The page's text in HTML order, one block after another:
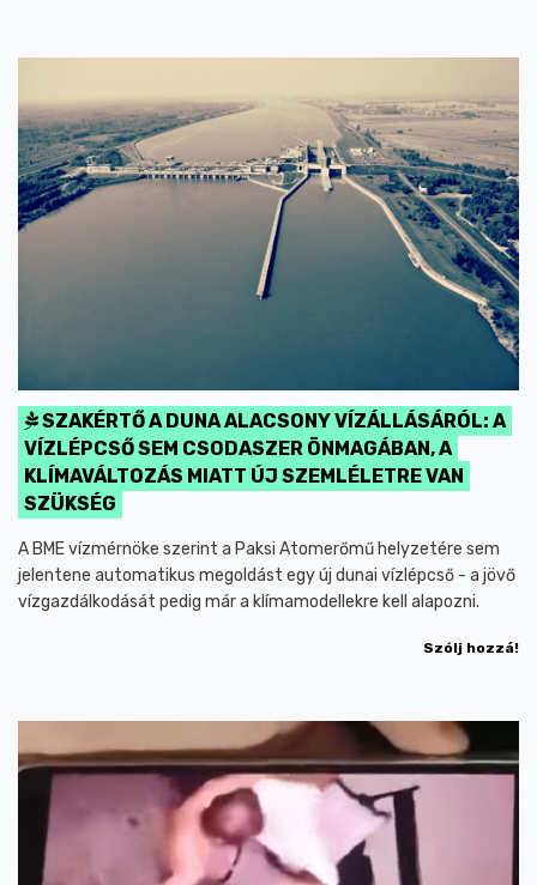
SZAKÉRTŐ A DUNA ALACSONY VÍZÁLLÁSÁRÓL: A
VÍZLÉPCSŐ SEM CSODASZER ÖNMAGÁBAN, A
KLÍMAVÁLTOZÁS MIATT ÚJ SZEMLÉLETRE VAN
SZÜKSÉG
A BME vízmérnöke szerint a Paksi Atomerőmű helyzetére sem
jelentene automatikus megoldást egy új dunai vízlépcső - a jövő
vízgazdálkodását pedig már a klímamodellekre kell alapozni.
Szólj hozzá!